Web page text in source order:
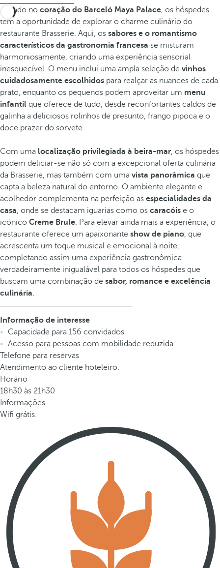
Situado no coração do Barceló Maya Palace, os hóspedes
têm a oportunidade de explorar o charme culinário do
restaurante Brasserie. Aqui, os sabores e o romantismo
característicos da gastronomia francesa se misturam
harmoniosamente, criando uma experiência sensorial
inesquecível. O menu inclui uma ampla seleção de vinhos
cuidadosamente escolhidos para realçar as nuances de cada
prato, enquanto os pequenos podem aproveitar um menu
infantil que oferece de tudo, desde reconfortantes caldos de
galinha a deliciosos rolinhos de presunto, frango pipoca e o
doce prazer do sorvete.
Com uma localização privilegiada à beira-mar, os hóspedes
podem deliciar-se não só com a excepcional oferta culinária
da Brasserie, mas também com uma vista panorâmica que
capta a beleza natural do entorno. O ambiente elegante e
acolhedor complementa na perfeição as especialidades da
casa, onde se destacam iguarias como os caracóis e o
icónico Creme Brule. Para elevar ainda mais a experiência, o
restaurante oferece um apaixonante show de piano, que
acrescenta um toque musical e emocional à noite,
completando assim uma experiência gastronômica
verdadeiramente inigualável para todos os hóspedes que
buscam uma combinação de sabor, romance e excelência
culinária.
Informação de interesse
Capacidade para 156 convidados
Acesso para pessoas com mobilidade reduzida
Telefone para reservas
Atendimento ao cliente hoteleiro.
Horário
18h30 às 21h30
Informações
Wifi grátis.